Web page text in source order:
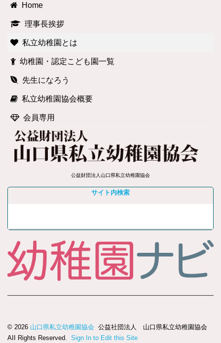
Home
理事長挨拶
私立幼稚園とは
幼稚園・認定こども園一覧
先生になろう
私立幼稚園協会概要
会員専用
公益財団法人山口県私立幼稚園協会
サイト内検索
© 2026 山口県私立幼稚園協会 公益社団法人 山口県私立幼稚園協会
AII Rights Reserved. Sign In to Edit this Site